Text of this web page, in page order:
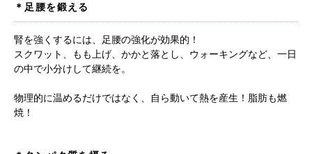
＊足腰を鍛える
腎を強くするには、足腰の強化が効果的！
スクワット、もも上げ、かかと落とし、ウォーキングなど、一日
の中で小分けして継続を。
物理的に温めるだけではなく、自ら動いて熱を産生！脂肪も燃
焼！